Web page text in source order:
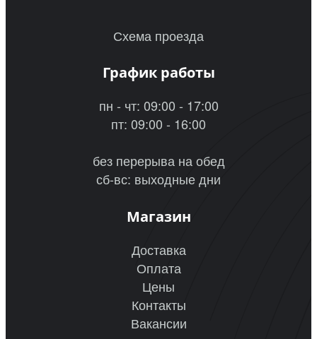
Схема проезда
График работы
пн - чт: 09:00 - 17:00
пт: 09:00 - 16:00
без перерыва на обед
сб-вс: выходные дни
Магазин
Доставка
Оплата
Цены
Контакты
Вакансии